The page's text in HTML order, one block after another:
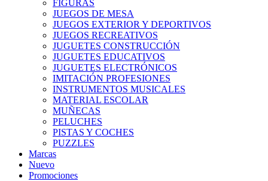
FIGURAS
JUEGOS DE MESA
JUEGOS EXTERIOR Y DEPORTIVOS
JUEGOS RECREATIVOS
JUGUETES CONSTRUCCIÓN
JUGUETES EDUCATIVOS
JUGUETES ELECTRÓNICOS
IMITACIÓN PROFESIONES
INSTRUMENTOS MUSICALES
MATERIAL ESCOLAR
MUÑECAS
PELUCHES
PISTAS Y COCHES
PUZZLES
Marcas
Nuevo
Promociones